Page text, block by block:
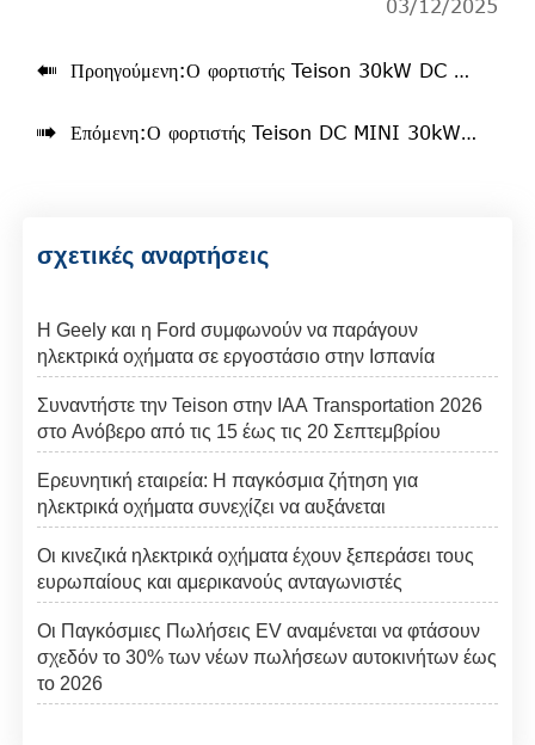
03/12/2025
 Προηγούμενη:Ο φορτιστής Teison 30kW DC MINI Wallbox εγκαταστάθηκε στη Βοσνία-Ερζεγοβίνη, 2025
 Επόμενη:Ο φορτιστής Teison DC MINI 30kW Rapid EV Wallbox εγκαταστάθηκε στη Βραζιλία, 2025
σχετικές αναρτήσεις
Η Geely και η Ford συμφωνούν να παράγουν
ηλεκτρικά οχήματα σε εργοστάσιο στην Ισπανία
Συναντήστε την Teison στην IAA Transportation 2026
στο Ανόβερο από τις 15 έως τις 20 Σεπτεμβρίου
Ερευνητική εταιρεία: Η παγκόσμια ζήτηση για
ηλεκτρικά οχήματα συνεχίζει να αυξάνεται
Οι κινεζικά ηλεκτρικά οχήματα έχουν ξεπεράσει τους
ευρωπαίους και αμερικανούς ανταγωνιστές
Οι Παγκόσμιες Πωλήσεις EV αναμένεται να φτάσουν
σχεδόν το 30% των νέων πωλήσεων αυτοκινήτων έως
το 2026